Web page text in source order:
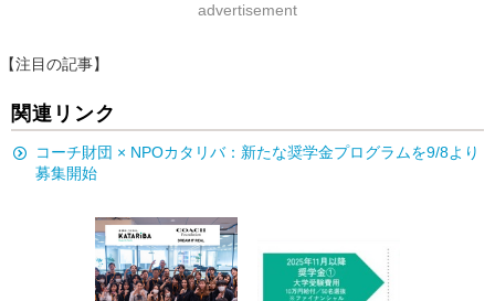
advertisement
【注目の記事】
関連リンク
コーチ財団 × NPOカタリバ：新たな奨学金プログラムを9/8より
募集開始